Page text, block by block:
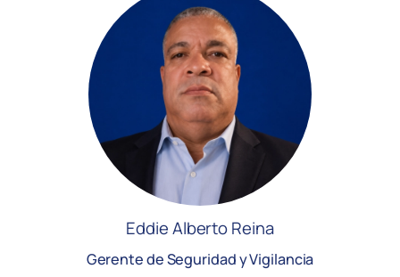
Eddie Alberto Reina
Gerente de Seguridad y Vigilancia